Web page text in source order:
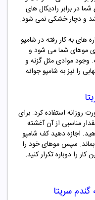
در برابر رادیکال های
شد و دچار خشکی نمی شود.
های به کار رفته در شامپو
ی موهای شما می شود و
موادی مثل گزنه و
را نیز به شامپو جوانه
روزانه استفاده کرد. برای
مناسبی از آن آغشته
اجازه دهید کف شامپو
بماند. سپس موهای خود را
را دوباره تکرار کنید.
سریتا